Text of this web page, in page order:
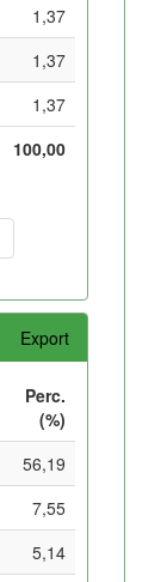
1,37
1,37
1,37
100,00
Export
Perc.
(%)
56,19
7,55
5,14